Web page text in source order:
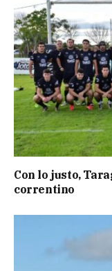
Con lo justo,
correntino